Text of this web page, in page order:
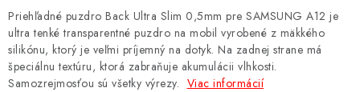
PRÍSLUŠENSTVO K NOTEBOOKOM A PC
BATÉRIE VARTA
Priehľadné puzdro Back Ultra Slim 0,5mm pre SAMSUNG A12 je
ultra tenké transparentné puzdro na mobil vyrobené z mäkkého
silikónu, ktorý je veľmi príjemný na dotyk. Na zadnej strane má
špeciálnu textúru, ktorá zabraňuje akumulácii vlhkosti.
Samozrejmosťou sú všetky výrezy. Viac informácií